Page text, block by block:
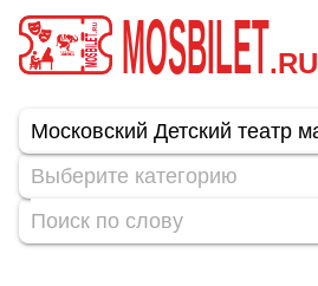
MOSBILET.RU
Выберите категорию